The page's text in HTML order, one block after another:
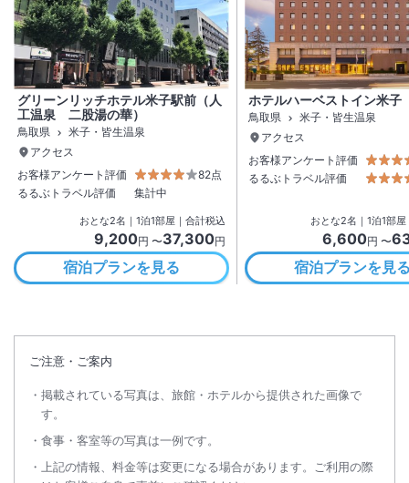
グリーンリッチホテル米子駅前（人
工温泉 二股湯の華）
鳥取県
米子・皆生温泉
アクセス
お客様アンケート評価
82点
るるぶトラベル評価
集計中
おとな2名 ｜ 1泊1部屋｜合計税込
9,200円 〜37,300円
宿泊プランを見る
ホテルハーベストイン米子
鳥取県
米子・皆生温泉
アクセス
お客様アンケート評価
るるぶトラベル評価
おとな2名 ｜ 1泊1部屋
6,600円 〜
宿泊プランを見
ご注意・ご案内
掲載されている写真は、旅館・ホテルから提供された画像で
す。
食事・客室等の写真は一例です。
上記の情報、料金等は変更になる場合があります。ご利用の際